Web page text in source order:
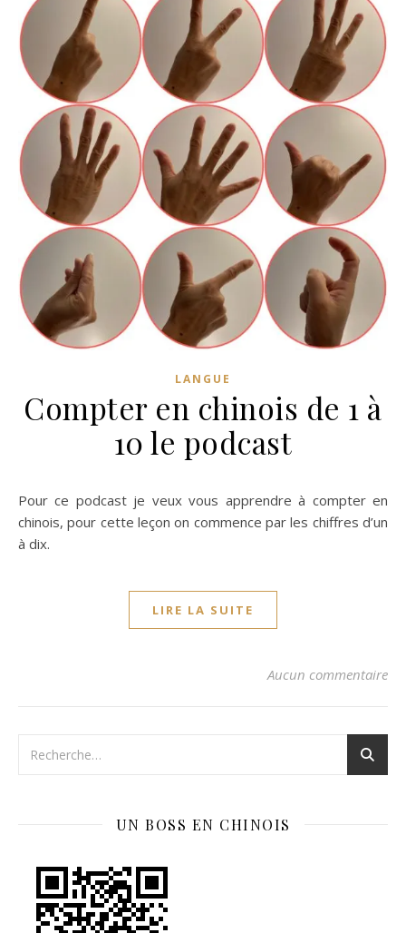
LANGUE
Compter en chinois de 1 à
10 le podcast
Pour ce podcast je veux vous apprendre à compter en
chinois, pour cette leçon on commence par les chiffres d’un
à dix.
LIRE LA SUITE
Aucun commentaire
UN BOSS EN CHINOIS